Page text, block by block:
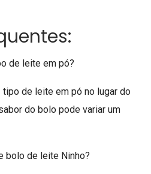
de leite em pó?
de leite em pó no lugar do
do bolo pode variar um
bolo de leite Ninho?